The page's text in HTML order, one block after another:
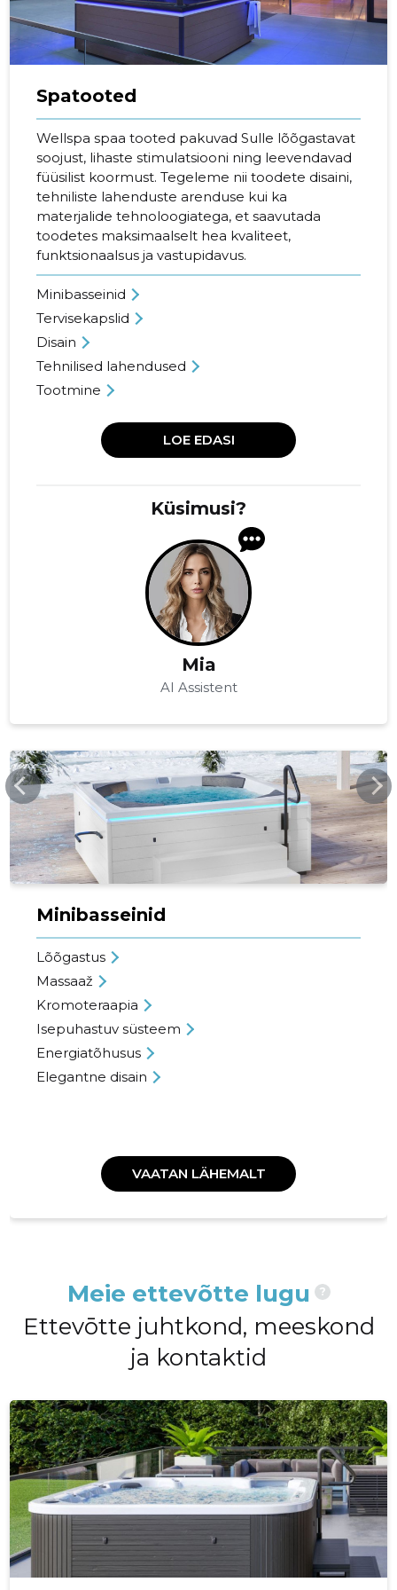
Spatooted
Wellspa spaa tooted pakuvad Sulle lõõgastavat
soojust, lihaste stimulatsiooni ning leevendavad
füüsilist koormust. Tegeleme nii toodete disaini,
tehniliste lahenduste arenduse kui ka
materjalide tehnoloogiatega, et saavutada
toodetes maksimaalselt hea kvaliteet,
funktsionaalsus ja vastupidavus.
Minibasseinid
Tervisekapslid
Disain
Tehnilised lahendused
Tootmine
LOE EDASI
Küsimusi?
Mia
AI Assistent
WELLSPA.EE
Minibasseinid
Lõõgastus
Massaaž
Kromoteraapia
Isepuhastuv süsteem
Energiatõhusus
Elegantne disain
VAATAN LÄHEMALT
Meie ettevõtte lugu ?
Ettevōtte juhtkond, meeskond
ja kontaktid